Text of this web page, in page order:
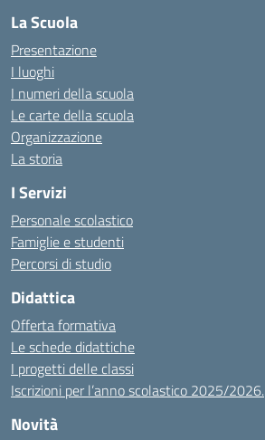
La Scuola
Presentazione
I luoghi
I numeri della scuola
Le carte della scuola
Organizzazione
La storia
I Servizi
Personale scolastico
Famiglie e studenti
Percorsi di studio
Didattica
Offerta formativa
Le schede didattiche
I progetti delle classi
Iscrizioni per l’anno scolastico 2025/2026.
Novità